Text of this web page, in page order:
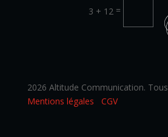
3 + 12 =
2026 Altitude Communication.
Mentions légales
CGV